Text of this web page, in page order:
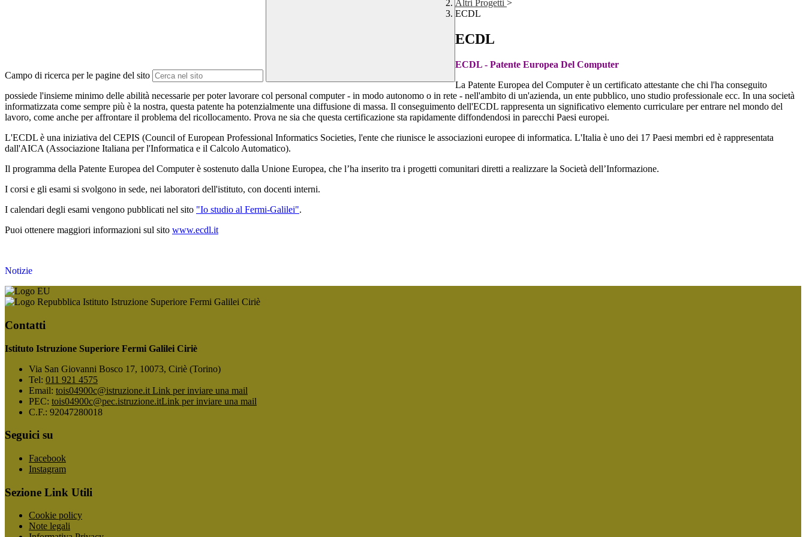
Campo di ricerca per le pagine del sito
Altri Progetti >
ECDL
ECDL
ECDL - Patente Europea Del Computer
La Patente Europea del Computer è un certificato attestante che chi l'ha conseguito
possiede l'insieme minimo delle abilità necessarie per poter lavorare col personal computer - in modo autonomo o in rete - nell'ambito di un'azienda, un ente pubblico, uno studio professionale ecc. In una società
informatizzata come sempre più è la nostra, questa patente ha potenzialmente una diffusione di massa. Il conseguimento dell'ECDL rappresenta un significativo elemento curriculare per entrare nel mondo del
lavoro, come anche per affrontare il problema del ricollocamento. Prova ne sia che questa certificazione sta rapidamente diffondendosi in parecchi Paesi europei.
L'ECDL è una iniziativa del CEPIS (Council of European Professional Informatics Societies, l'ente che riunisce le associazioni europee di informatica. L'Italia è uno dei 17 Paesi membri ed è rappresentata
dall'AICA (Associazione Italiana per l'Informatica e il Calcolo Automatico).
Il programma della Patente Europea del Computer è sostenuto dalla Unione Europea, che l’ha inserito tra i progetti comunitari diretti a realizzare la Società dell’Informazione.
I corsi e gli esami si svolgono in sede, nei laboratori dell'istituto, con docenti interni.
I calendari degli esami vengono pubblicati nel sito "Io studio al Fermi-Galilei".
Puoi ottenere maggiori informazioni sul sito www.ecdl.it
Notizie
Istituto Istruzione Superiore Fermi Galilei Ciriè
Contatti
Istituto Istruzione Superiore Fermi Galilei Ciriè
Via San Giovanni Bosco 17, 10073, Ciriè (Torino)
Tel: 011 921 4575
Email: tois04900c@istruzione.it Link per inviare una mail
PEC: tois04900c@pec.istruzione.itLink per inviare una mail
C.F.: 92047280018
Seguici su
Facebook
Instagram
Sezione Link Utili
Cookie policy
Note legali